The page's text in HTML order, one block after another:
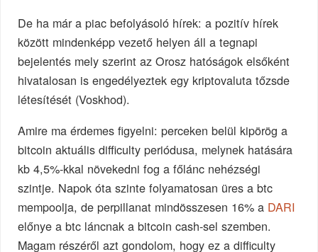
De ha már a piac befolyásoló hírek: a pozitív hírek
között mindenképp vezető helyen áll a tegnapi
bejelentés mely szerint az Orosz hatóságok elsőként
hivatalosan is engedélyeztek egy kriptovaluta tőzsde
létesítését (Voskhod).
Amire ma érdemes figyelni: perceken belül kipörög a
bitcoin aktuális difficulty periódusa, melynek hatására
kb 4,5%-kkal növekedni fog a főlánc nehézségi
szintje. Napok óta szinte folyamatosan üres a btc
mempoolja, de perpillanat mindösszesen 16% a DARI
előnye a btc láncnak a bitcoin cash-sel szemben.
Magam részéről azt gondolom, hogy ez a difficulty